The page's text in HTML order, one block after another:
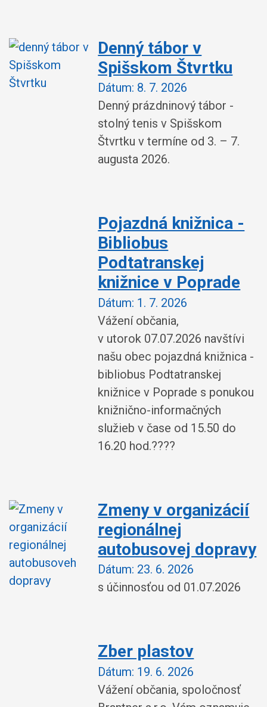
Denný tábor v
Spišskom Štvrtku
Dátum: 8. 7. 2026
Denný prázdninový tábor -
stolný tenis v Spišskom
Štvrtku v termíne od 3. – 7.
augusta 2026.
Pojazdná knižnica -
Bibliobus
Podtatranskej
knižnice v Poprade
Dátum: 1. 7. 2026
Vážení občania,
v utorok 07.07.2026 navštívi
našu obec pojazdná knižnica -
bibliobus Podtatranskej
knižnice v Poprade s ponukou
knižnično-informačných
služieb v čase od 15.50 do
16.20 hod.????
Zmeny v organizácií
regionálnej
autobusovej dopravy
Dátum: 23. 6. 2026
s účinnosťou od 01.07.2026
Zber plastov
Dátum: 19. 6. 2026
Vážení občania, spoločnosť